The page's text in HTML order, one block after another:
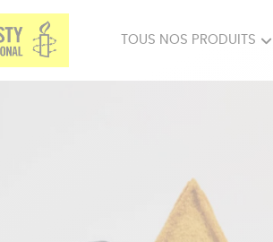
TOUS NOS PRODUITS